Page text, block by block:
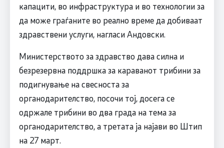
капацити, во инфраструктура и во технологии за
да може граѓаните во реално време да добиваат
здравствени услуги, нагласи Андовски.
Министерството за здравство дава силна и
безрезервна поддршка за караванот трибини за
подигнување на свесноста за
органодарителство, посочи тој, досега се
одржале трибини во два града на тема за
органодарителство, а третата ја најави во Штип
на 27 март.